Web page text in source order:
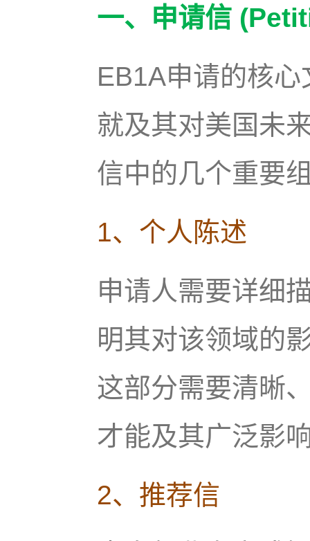
一、申请信
EB1A申请的核
就及其对美国未
信中的几个重要
1、个人陈述
申请人需要详细
明其对该领域的
这部分需要清晰
才能及其广泛影
2、推荐信